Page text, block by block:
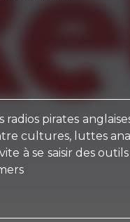
pirates
cultures, luttes
à se saisir des